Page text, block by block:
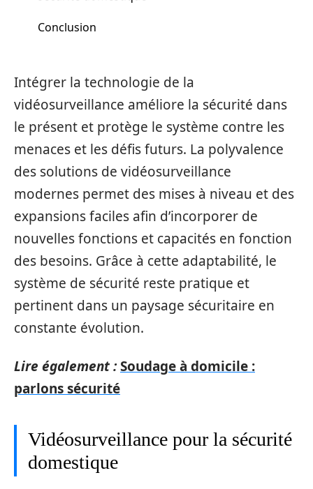
Conclusion
Intégrer la technologie de la
vidéosurveillance améliore la sécurité dans
le présent et protège le système contre les
menaces et les défis futurs. La polyvalence
des solutions de vidéosurveillance
modernes permet des mises à niveau et des
expansions faciles afin d’incorporer de
nouvelles fonctions et capacités en fonction
des besoins. Grâce à cette adaptabilité, le
système de sécurité reste pratique et
pertinent dans un paysage sécuritaire en
constante évolution.
Lire également :Soudage à domicile :
parlons sécurité
Vidéosurveillance pour la sécurité
domestique